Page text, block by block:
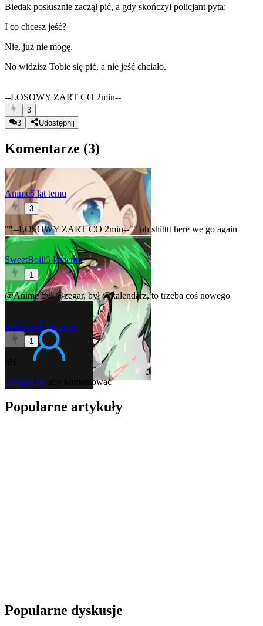
Biedak posłusznie zaczął pić, a gdy skończył policjant pyta:
I co chcesz jeść?
Nie, już nie mogę.
No widzisz Tobie się pić, a nie jeść chciało.
--LOSOWY ZART CO 2min--
3
3
Udostępnij
Komentarze (3)
Anime5 lat temu
3
""--LOSOWY ZART CO 2min--"" oh shitttt here we go again
SweetBoiii5 lat temu
1
@Animebył@zegar, był@kalendarz, to trzeba coś nowego
mrklocek5 lat temu
1
Zaloguj się aby komentować
Popularne artykuły
Popularne dyskusje